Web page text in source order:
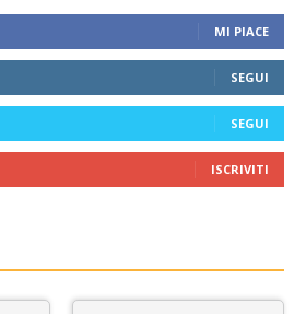
MI PIACE
SEGUI
SEGUI
ISCRIVITI